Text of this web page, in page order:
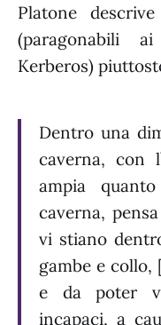
Platone
(paragonabili
Kerberos)
Dentro una
caverna, con
ampia
caverna,
vi stiano
gambe e collo,
e da poter
incapaci, a